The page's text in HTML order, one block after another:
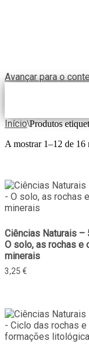
Avançar para o
Início\Produtos
A mostrar 1–12 de 16
Ciências Naturais –
O solo, as rochas e
minerais
3,25 €